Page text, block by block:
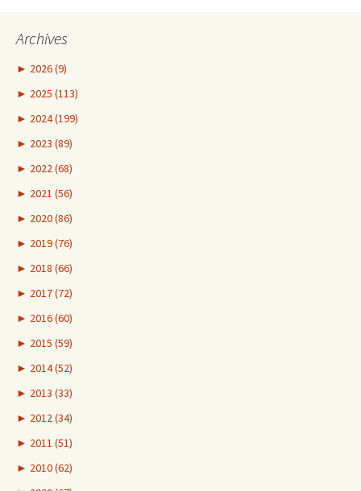
Archives
► 2026 (9)
► 2025 (113)
► 2024 (199)
► 2023 (89)
► 2022 (68)
► 2021 (56)
► 2020 (86)
► 2019 (76)
► 2018 (66)
► 2017 (72)
► 2016 (60)
► 2015 (59)
► 2014 (52)
► 2013 (33)
► 2012 (34)
► 2011 (51)
► 2010 (62)